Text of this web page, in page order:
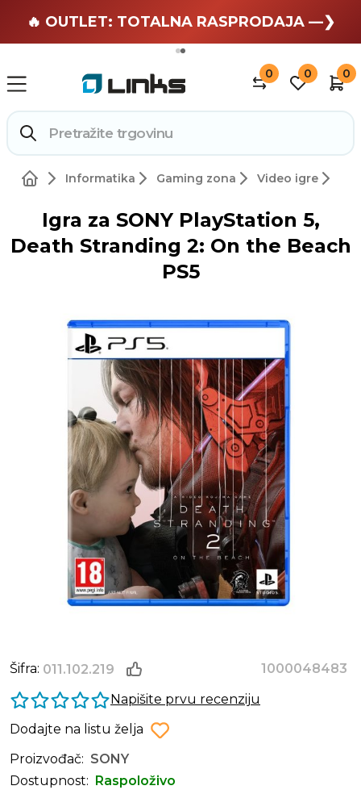
🏄 Zaslužuješ odmor —❯
🔥 OUTLET: TOTALNA RASPRODAJA —❯
0 0 0
Informatika Gaming zona Video igre
Igra za SONY PlayStation 5,
Death Stranding 2: On the Beach
PS5
Šifra: 011.102.219
1000048483
Napišite prvu recenziju
Dodajte na listu želja
Proizvođač: SONY
Dostupnost:
Raspoloživo